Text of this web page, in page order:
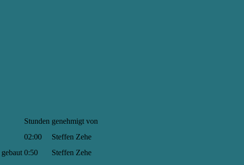
Stunden genehmigt von
02:00
Steffen Zehe
0:50 Steffen Zehe